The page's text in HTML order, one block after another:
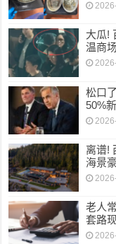
大瓜!
温商
松口
50%
离谱!
海景
老人
套路